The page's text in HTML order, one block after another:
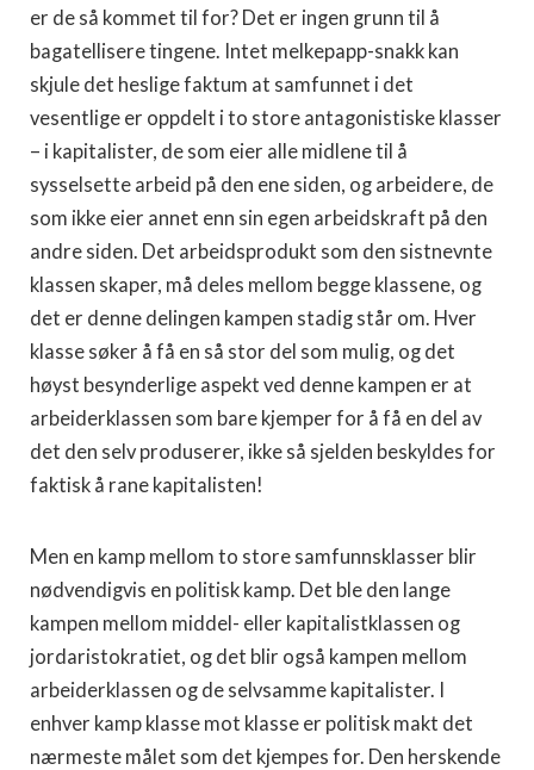
er de så kommet til for? Det er ingen grunn til å
bagatellisere tingene. Intet melkepapp-snakk kan
skjule det heslige faktum at samfunnet i det
vesentlige er oppdelt i to store antagonistiske klasser
– i kapitalister, de som eier alle midlene til å
sysselsette arbeid på den ene siden, og arbeidere, de
som ikke eier annet enn sin egen arbeidskraft på den
andre siden. Det arbeidsprodukt som den sistnevnte
klassen skaper, må deles mellom begge klassene, og
det er denne delingen kampen stadig står om. Hver
klasse søker å få en så stor del som mulig, og det
høyst besynderlige aspekt ved denne kampen er at
arbeiderklassen som bare kjemper for å få en del av
det den selv produserer, ikke så sjelden beskyldes for
faktisk å rane kapitalisten!
Men en kamp mellom to store samfunnsklasser blir
nødvendigvis en politisk kamp. Det ble den lange
kampen mellom middel- eller kapitalistklassen og
jordaristokratiet, og det blir også kampen mellom
arbeiderklassen og de selvsamme kapitalister. I
enhver kamp klasse mot klasse er politisk makt det
nærmeste målet som det kjempes for. Den herskende